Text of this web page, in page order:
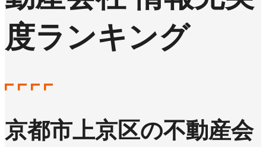
度ランキング
京都市上京区の不動産会